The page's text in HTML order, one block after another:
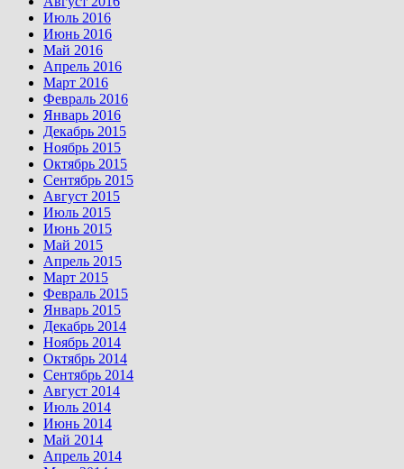
Июль 2016
Июнь 2016
Май 2016
Апрель 2016
Март 2016
Февраль 2016
Январь 2016
Декабрь 2015
Ноябрь 2015
Октябрь 2015
Сентябрь 2015
Август 2015
Июль 2015
Июнь 2015
Май 2015
Апрель 2015
Март 2015
Февраль 2015
Январь 2015
Декабрь 2014
Ноябрь 2014
Октябрь 2014
Сентябрь 2014
Август 2014
Июль 2014
Июнь 2014
Май 2014
Апрель 2014